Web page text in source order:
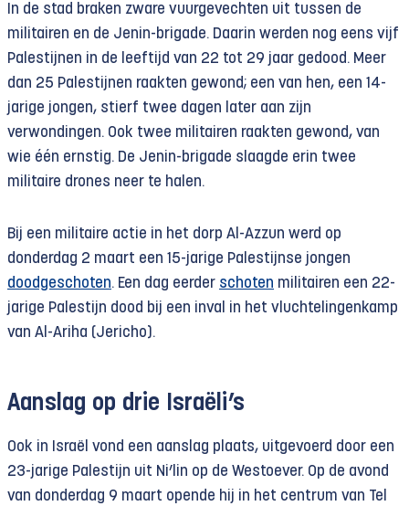
In de stad braken zware vuurgevechten uit tussen de
militairen en de Jenin-brigade. Daarin werden nog eens vijf
Palestijnen in de leeftijd van 22 tot 29 jaar gedood. Meer
dan 25 Palestijnen raakten gewond; een van hen, een 14-
jarige jongen, stierf twee dagen later aan zijn
verwondingen. Ook twee militairen raakten gewond, van
wie één ernstig. De Jenin-brigade slaagde erin twee
militaire drones neer te halen.
Bij een militaire actie in het dorp Al-Azzun werd op
donderdag 2 maart een 15-jarige Palestijnse jongen
doodgeschoten. Een dag eerder schoten militairen een 22-
jarige Palestijn dood bij een inval in het vluchtelingenkamp
van Al-Ariha (Jericho).
Aanslag op drie Israëli’s
Ook in Israël vond een aanslag plaats, uitgevoerd door een
23-jarige Palestijn uit Ni’lin op de Westoever. Op de avond
van donderdag 9 maart opende hij in het centrum van Tel